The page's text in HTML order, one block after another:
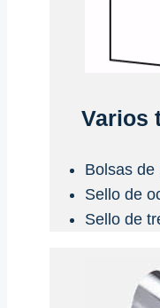
Varios
Bolsas de
Sello de
Sello de